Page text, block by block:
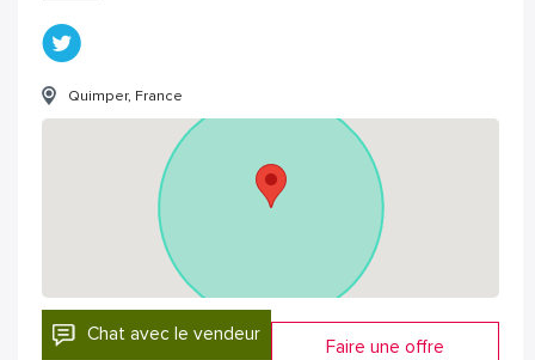
Quimper, France
Chat avec le vendeur
Faire une offre